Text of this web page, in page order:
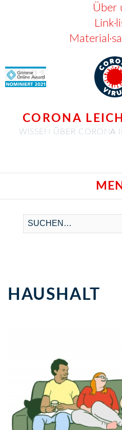
Über
CORONA
WISSEN ÜBER CORONA
HAUSHALT